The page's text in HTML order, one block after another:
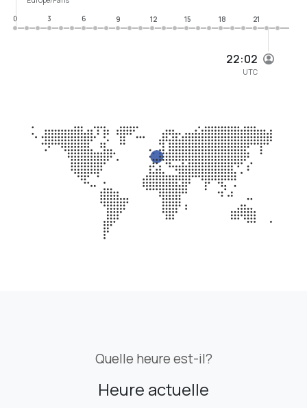
22:02
UTC
0
3 6 9 12 15 18 21
Quelle heure est-il?
Heure actuelle